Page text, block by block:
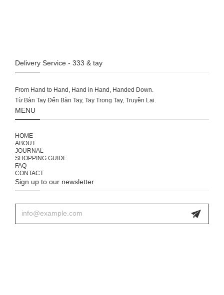
Delivery Service - 333 & tay
From Hand to Hand, Hand in Hand, Handed Down.
MENU
HOME
ABOUT
JOURNAL
SHOPPING GUIDE
FAQ
CONTACT
Sign up to our newsletter